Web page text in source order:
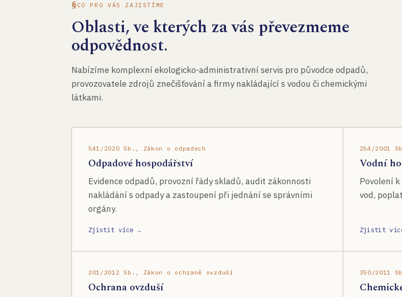
CO PRO VÁS ZAJISTÍME
Oblasti, ve kterých za vás převezmeme
odpovědnost.
Nabízíme komplexní ekologicko-administrativní servis pro původce odpadů,
provozovatele zdrojů znečišťování a firmy nakládající s vodou či chemickými
látkami.
541/2020 Sb., Zákon o odpadech
Odpadové hospodářství
Evidence odpadů, provozní řády skladů, audit zákonnosti
nakládání s odpady a zastoupení při jednání se správními
orgány.
Zjistit více →
254/2001
Vodní
Povolení
vod,
Zjistit
201/2012 Sb., Zákon o ochraně ovzduší
Ochrana ovzduší
350/2011